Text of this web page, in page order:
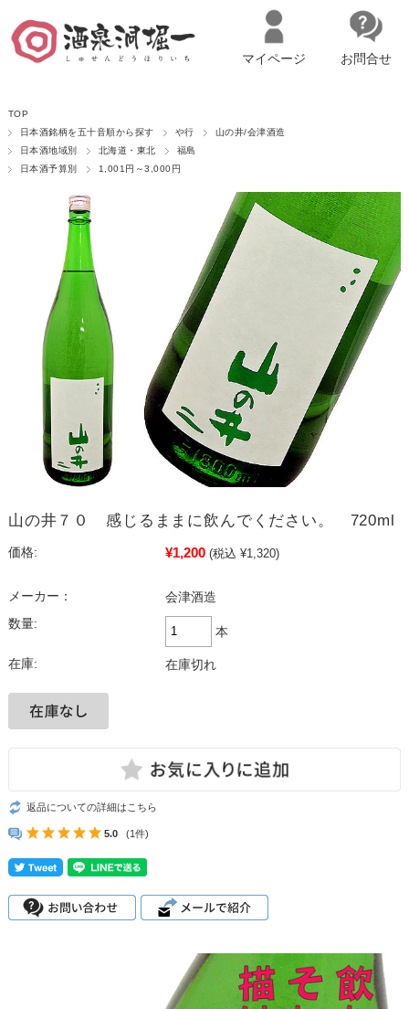
マイページへログイン
マイページ お問合せ
TOP
日本酒銘柄を五十音順から探す
や行
山の井/会津酒造
日本酒地域別
北海道・東北
福島
日本酒予算別
1,001円～3,000円
山の井７０ 感じるままに飲んでください。 720ml
価格: ¥1,200 (税込 ¥1,320)
メーカー：
会津酒造
数量:
本
在庫: 在庫切れ
返品についての詳細はこちら
5.0 (1件)